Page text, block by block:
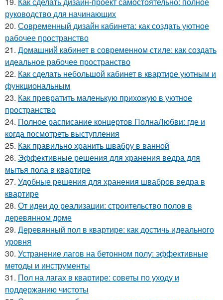
руководство для начинающих
20. Современный дизайн кабинета: как создать уютное
рабочее пространство
21. Домашний кабинет в современном стиле: как создать
идеальное рабочее пространство
22. Как сделать небольшой кабинет в квартире уютным и
функциональным
23. Как превратить маленькую прихожую в уютное
пространство
24. Полное расписание концертов ПолнаЛюбви: где и
когда посмотреть выступления
25. Как правильно хранить швабру в ванной
26. Эффективные решения для хранения ведра для
мытья пола в квартире
27. Удобные решения для хранения швабров ведра в
квартире
28. От идеи до реализации: строительство полов в
деревянном доме
29. Деревянный пол в квартире: как достичь идеального
уровня
30. Устранение лагов на бетонном полу: эффективные
методы и инструменты
31. Пол на лагах в квартире: советы по уходу и
поддержанию чистоты